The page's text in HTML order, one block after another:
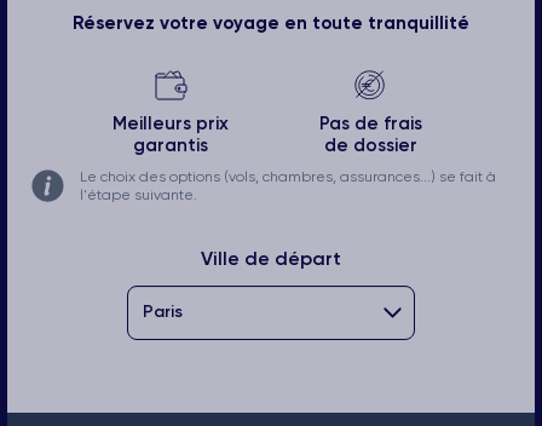
Réservez votre voyage en toute tranquillité
Meilleurs prix
garantis
Pas de frais
de dossier
Le choix des options (vols, chambres, assurances...) se fait à
l'étape suivante.
Ville de départ